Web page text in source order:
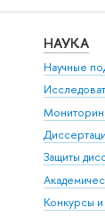
НАУКА
Научные
Защиты
Конкурсы и